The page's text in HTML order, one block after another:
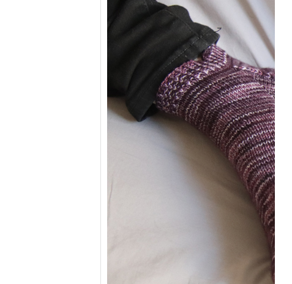
{Tricot} Le défi 2026
: Je tricote mes
socquettes
C’est la 4ème année
j’organise un défi de…